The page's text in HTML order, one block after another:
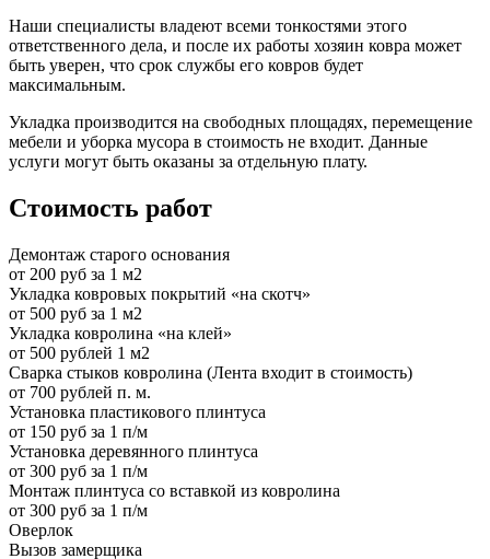
Наши специалисты владеют всеми тонкостями этого
ответственного дела, и после их работы хозяин ковра может
быть уверен, что срок службы его ковров будет
максимальным.
Укладка производится на свободных площадях, перемещение
мебели и уборка мусора в стоимость не входит. Данные
услуги могут быть оказаны за отдельную плату.
Стоимость работ
Демонтаж старого основания
от 200 руб за 1 м2
Укладка ковровых покрытий «на скотч»
от 500 руб за 1 м2
Укладка ковролина «на клей»
от 500 рублей 1 м2
Сварка стыков ковролина (Лента входит в стоимость)
от 700 рублей п. м.
Установка пластикового плинтуса
от 150 руб за 1 п/м
Установка деревянного плинтуса
от 300 руб за 1 п/м
Монтаж плинтуса со вставкой из ковролина
от 300 руб за 1 п/м
Оверлок
Вызов замерщика